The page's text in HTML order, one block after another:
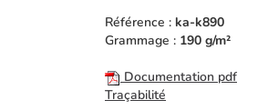
Référence : ka-k890
Grammage : 190 g/m²
Documentation pdf
Traçabilité